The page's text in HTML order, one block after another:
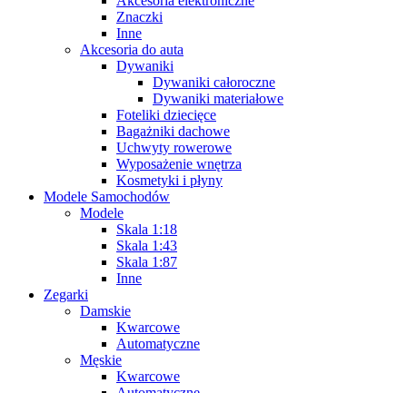
Znaczki
Inne
Akcesoria do auta
Dywaniki
Dywaniki całoroczne
Dywaniki materiałowe
Foteliki dziecięce
Bagażniki dachowe
Uchwyty rowerowe
Wyposażenie wnętrza
Kosmetyki i płyny
Modele Samochodów
Modele
Skala 1:18
Skala 1:43
Skala 1:87
Inne
Zegarki
Damskie
Kwarcowe
Automatyczne
Męskie
Kwarcowe